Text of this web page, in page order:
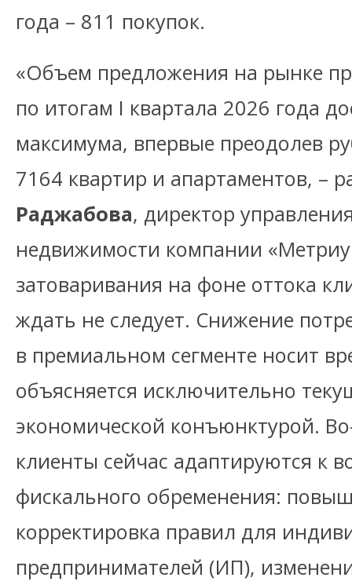
года – 811 покупок.
«Объем предложения на рынке
по итогам I квартала 2026 года
максимума, впервые преодолев
7164 квартир и апартаментов, –
Раджабова, директор
недвижимости компании
затоваривания на фоне оттока
ждать не следует. Снижение
в премиальном сегменте носит
объясняется исключительно
экономической конъюнктурой.
клиенты сейчас адаптируются к
фискального обременения:
корректировка правил для
предпринимателей (ИП),